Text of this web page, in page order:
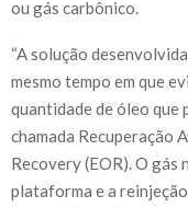
ou gás carbônico.
“A solução
mesmo tempo em que
quantidade de óleo
chamada Recuperação
Recovery (EOR). O gás
plataforma e a